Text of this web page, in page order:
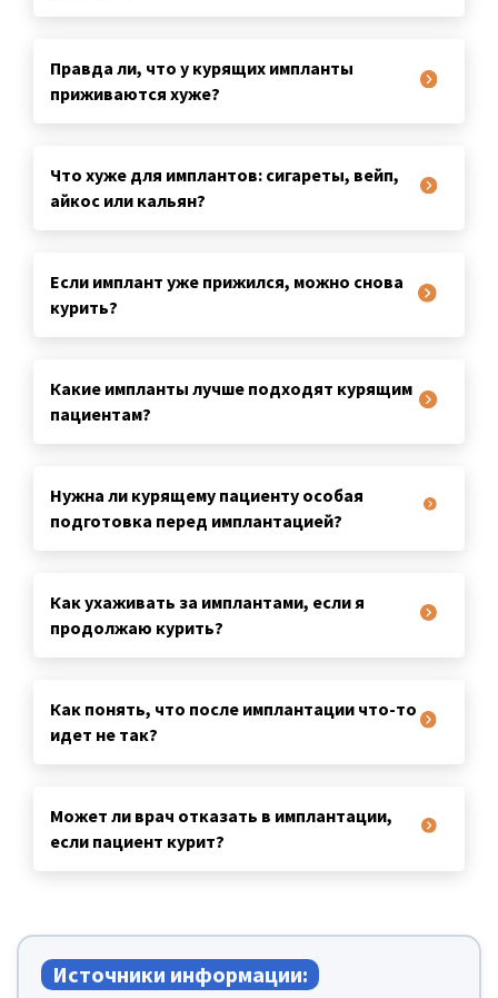
Правда ли, что у курящих импланты
приживаются хуже?
Что хуже для имплантов: сигареты, вейп,
айкос или кальян?
Если имплант уже прижился, можно снова
курить?
Какие импланты лучше подходят курящим
пациентам?
Нужна ли курящему пациенту особая
подготовка перед имплантацией?
Как ухаживать за имплантами, если я
продолжаю курить?
Как понять, что после имплантации что-то
идет не так?
Может ли врач отказать в имплантации,
если пациент курит?
Источники информации: